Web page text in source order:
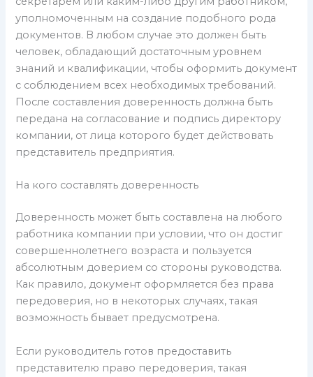
уполномоченным на создание подобного рода
документов. В любом случае это должен быть
человек, обладающий достаточным уровнем
знаний и квалификации, чтобы оформить документ
с соблюдением всех необходимых требований.
После составления доверенность должна быть
передана на согласование и подпись директору
компании, от лица которого будет действовать
представитель предприятия.
На кого составлять доверенность
Доверенность может быть составлена на любого
работника компании при условии, что он достиг
совершеннолетнего возраста и пользуется
абсолютным доверием со стороны руководства.
Как правило, документ оформляется без права
передоверия, но в некоторых случаях, такая
возможность бывает предусмотрена.
Если руководитель готов предоставить
представителю право передоверия, такая